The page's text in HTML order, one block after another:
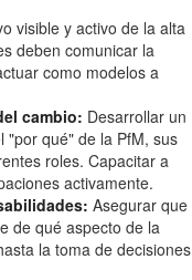
visible y activo de la alta
deben comunicar la
como modelos a
cambio: Desarrollar un
"por qué" de la PfM, sus
roles. Capacitar a
activamente.
Asegurar que
de qué aspecto de la
la toma de decisiones